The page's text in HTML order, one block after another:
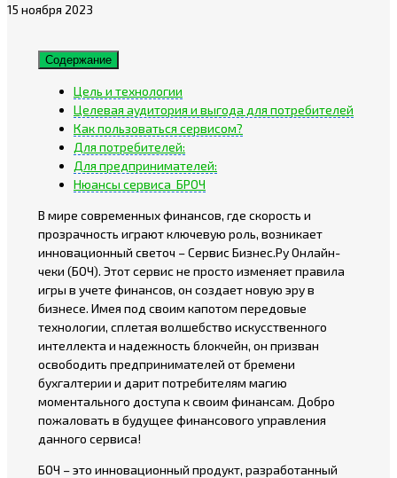
15 ноября 2023
Содержание
Цель и технологии
Целевая аудитория и выгода для потребителей
Как пользоваться сервисом?
Для потребителей:
Для предпринимателей:
Нюансы сервиса БРОЧ
В мире современных финансов, где скорость и
прозрачность играют ключевую роль, возникает
инновационный светоч – Сервис Бизнес.Ру Онлайн-
чеки (БОЧ). Этот сервис не просто изменяет правила
игры в учете финансов, он создает новую эру в
бизнесе. Имея под своим капотом передовые
технологии, сплетая волшебство искусственного
интеллекта и надежность блокчейн, он призван
освободить предпринимателей от бремени
бухгалтерии и дарит потребителям магию
моментального доступа к своим финансам. Добро
пожаловать в будущее финансового управления
данного сервиса!
БОЧ – это инновационный продукт, разработанный